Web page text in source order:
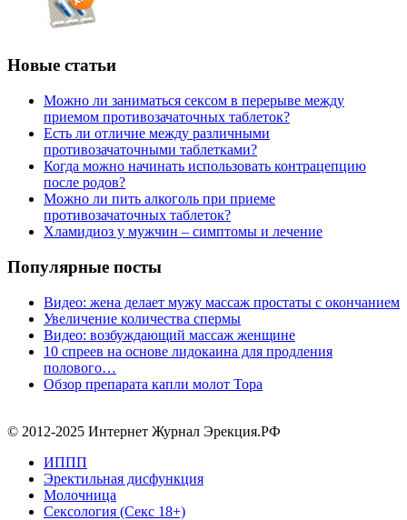
Новые статьи
Можно ли заниматься сексом в перерыве между
приемом противозачаточных таблеток?
Есть ли отличие между различными
противозачаточными таблетками?
Когда можно начинать использовать контрацепцию
после родов?
Можно ли пить алкоголь при приеме
противозачаточных таблеток?
Хламидиоз у мужчин – симптомы и лечение
Популярные посты
Видео: жена делает мужу массаж простаты с окончанием
Увеличение количества спермы
Видео: возбуждающий массаж женщине
10 спреев на основе лидокаина для продления
полового…
Обзор препарата капли молот Тора
© 2012-2025 Интернет Журнал Эрекция.РФ
ИППП
Эректильная дисфункция
Молочница
Сексология (Секс 18+)